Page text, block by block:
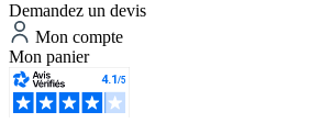
Demandez un devis
Mon compte
Mon panier